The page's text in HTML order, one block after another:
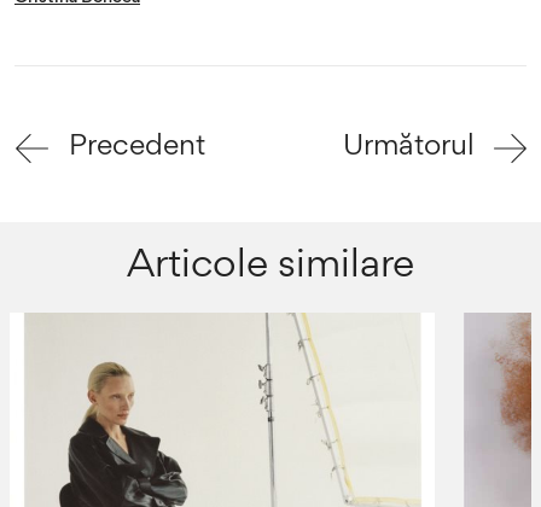
Precedent Următorul
Articole similare